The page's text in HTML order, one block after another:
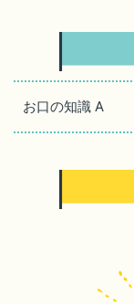
お口の知識 A